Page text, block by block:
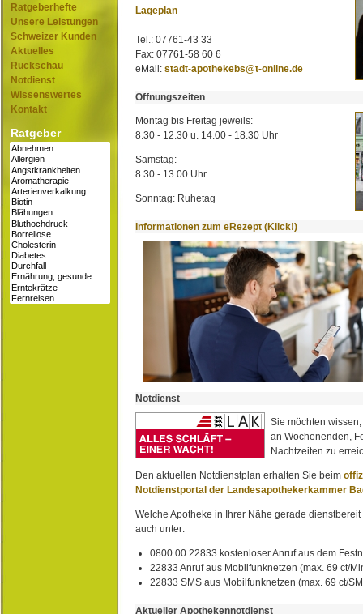
Ratgeberhefte
Unsere Leistungen
Schweizer Kunden
Aktuelles
Rückschau
Notdienst
Wissenswertes
Kontakt
Ratgeber
Lageplan
Tel.: 07761-43 33
Fax: 07761-58 60 6
eMail: stadt-apothekebs@t-online.de
Öffnungszeiten
Montag bis Freitag jeweils:
8.30 - 12.30 u. 14.00 - 18.30 Uhr
Samstag:
8.30 - 13.00 Uhr
Sonntag: Ruhetag
Informationen zum eRezept (Klick!)
Notdienst
Sie möchten
an Wochenenden,
Nachtzeiten zu
Den aktuellen Notdienstplan erhalten Sie beim
Notdienstportal der Landesapothekerkammer
Welche Apotheke in Ihrer Nähe gerade
auch unter:
0800 00 22833 kostenloser Anruf aus dem
22833 Anruf aus Mobilfunknetzen (max. 69 ct/
22833 SMS aus Mobilfunknetzen (max. 69 ct/
Aktueller Apothekennotdienst